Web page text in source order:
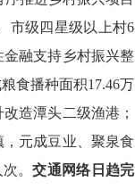
市级 四星级以上村6
融支持乡村振兴整
食播种面积17.46万
造潭头二级渔港；
，元成豆业、聚泉食
次。交通网络日趋完